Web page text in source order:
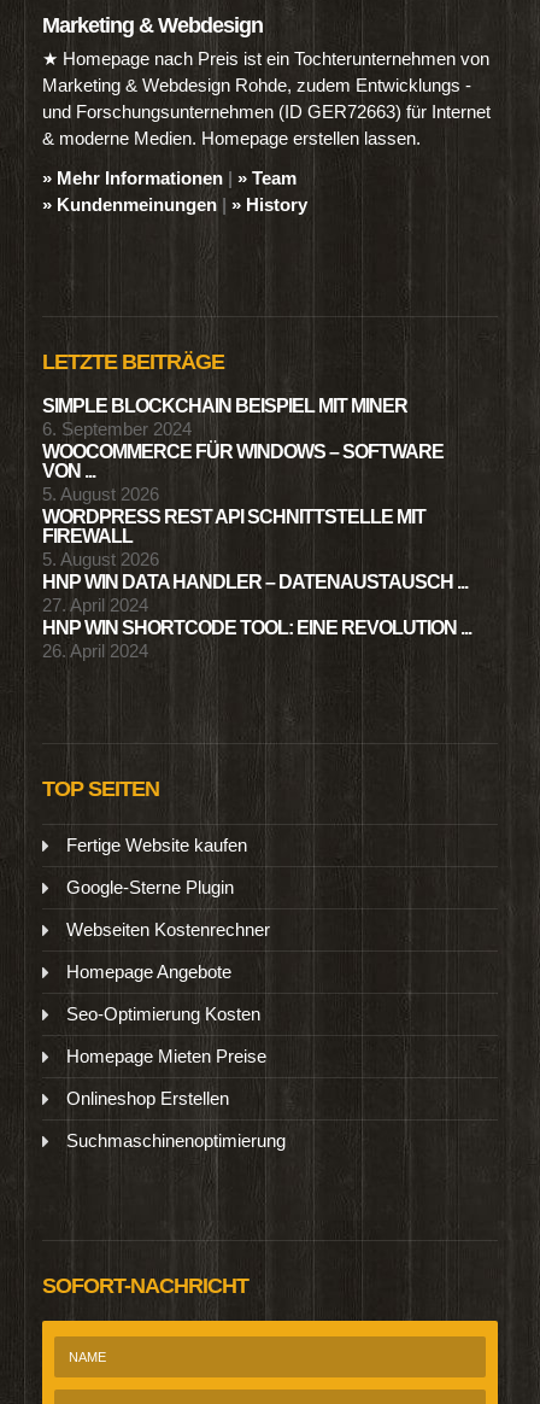
Marketing & Webdesign
★ Homepage nach Preis ist ein Tochterunternehmen von
Marketing & Webdesign Rohde, zudem Entwicklungs -
und Forschungsunternehmen (ID GER72663) für Internet
& moderne Medien. Homepage erstellen lassen.
» Mehr Informationen | » Team
» Kundenmeinungen | » History
LETZTE BEITRÄGE
SIMPLE BLOCKCHAIN BEISPIEL MIT MINER
6. September 2024
WOOCOMMERCE FÜR WINDOWS – SOFTWARE
VON ...
5. August 2026
WORDPRESS REST API SCHNITTSTELLE MIT
FIREWALL
5. August 2026
HNP WIN DATA HANDLER – DATENAUSTAUSCH ...
27. April 2024
HNP WIN SHORTCODE TOOL: EINE REVOLUTION ...
26. April 2024
TOP SEITEN
Fertige Website kaufen
Google-Sterne Plugin
Webseiten Kostenrechner
Homepage Angebote
Seo-Optimierung Kosten
Homepage Mieten Preise
Onlineshop Erstellen
Suchmaschinenoptimierung
SOFORT-NACHRICHT